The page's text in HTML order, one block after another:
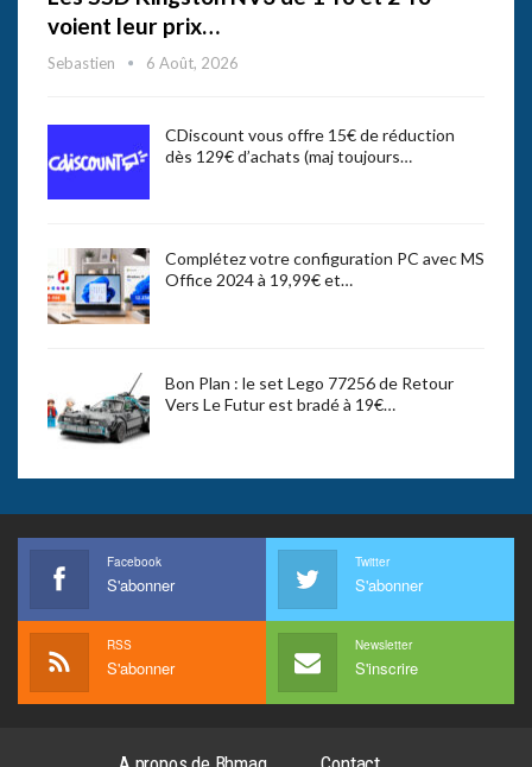
voient leur prix…
Sebastien 6 Août, 2026
CDiscount vous offre 15€ de réduction
dès 129€ d’achats (maj toujours…
Complétez votre configuration PC avec MS
Office 2024 à 19,99€ et…
Bon Plan : le set Lego 77256 de Retour
Vers Le Futur est bradé à 19€…
Facebook
S'abonner
Twitter
S'abonner
RSS
S'abonner
Newsletter
S'inscrire